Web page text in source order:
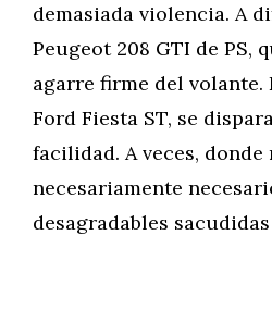
demasiada violencia. A
Peugeot 208 GTI de PS,
agarre firme del volante.
Ford Fiesta ST, se
facilidad. A veces,
necesariamente
desagradables